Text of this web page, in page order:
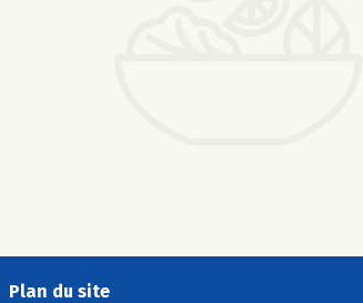
Plan du site